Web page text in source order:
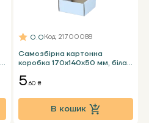
Самозбірна картонна
коробка 170x140x50 мм, біла
0.0Код: 21700088
5.60 ₴
В кошик